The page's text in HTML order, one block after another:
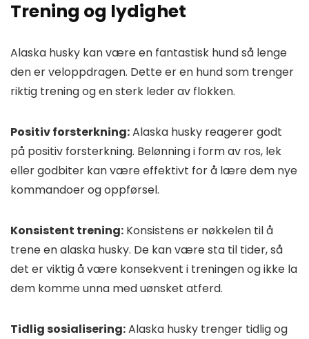
Trening og lydighet
Alaska husky kan være en fantastisk hund så lenge
den er veloppdragen. Dette er en hund som trenger
riktig trening og en sterk leder av flokken.
Positiv forsterkning:Alaska husky reagerer godt
på positiv forsterkning. Belønning i form av ros, lek
eller godbiter kan være effektivt for å lære dem nye
kommandoer og oppførsel.
Konsistent trening: Konsistens er nøkkelen til å
trene en alaska husky. De kan være sta til tider, så
det er viktig å være konsekvent i treningen og ikke la
dem komme unna med uønsket atferd.
Tidlig sosialisering:Alaska husky trenger tidlig og